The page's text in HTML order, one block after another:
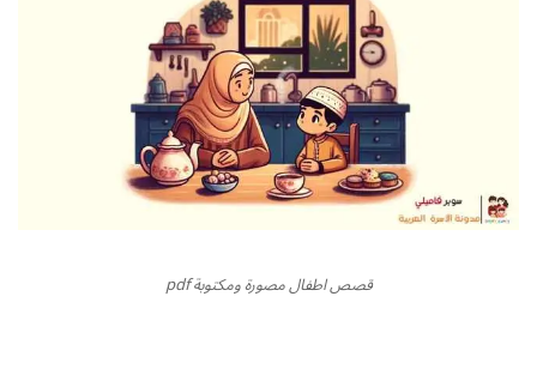
قصص اطفال مصورة ومكتوبة pdf